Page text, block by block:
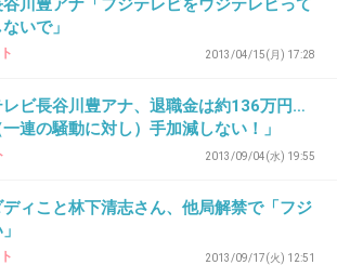
ついババァやな〜…
やなww
で
川豊アナ「フジテレビをウジテレビって
いで」
2013/04/15(月) 17:28
レビ長谷川豊アナ、退職金は約136万円…
一連の騒動に対し）手加減しない！」
2013/09/04(水) 19:55
ディこと林下清志さん、他局解禁で「フジ
2013/09/17(火) 12:51